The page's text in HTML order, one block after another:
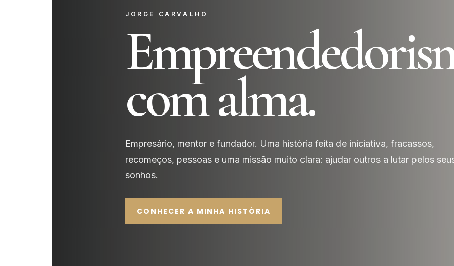
JORGE CARVALHO
com alma.
Empresário, mentor e fundador. Uma história feita de iniciativa, fracassos,
recomeços, pessoas e uma missão muito clara: ajudar outros a lutar pelos
sonhos.
CONHECER A MINHA HISTÓRIA